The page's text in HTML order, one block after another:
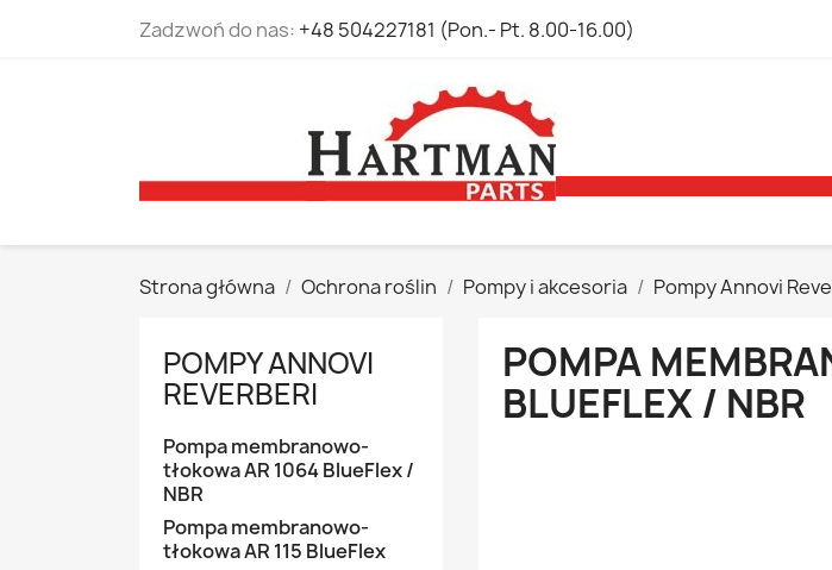
Zadzwoń do nas: +48 504227181 (Pon.- Pt. 8.00-16.00)
Strona główna Ochrona roślin Pompy i akcesoria Pompy Annovi
POMPY ANNOVI
REVERBERI
Pompa membranowo-
tłokowa AR 1064 BlueFlex /
NBR
Pompa membranowo-
tłokowa AR 115 BlueFlex
POMPA
BLUEFLEX / NBR